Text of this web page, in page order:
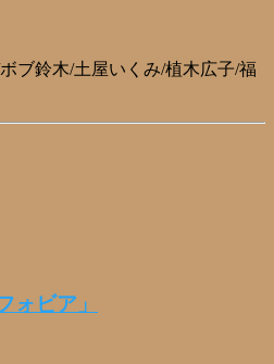
ブ鈴木/土屋いくみ/植木広子/福
ォビア」